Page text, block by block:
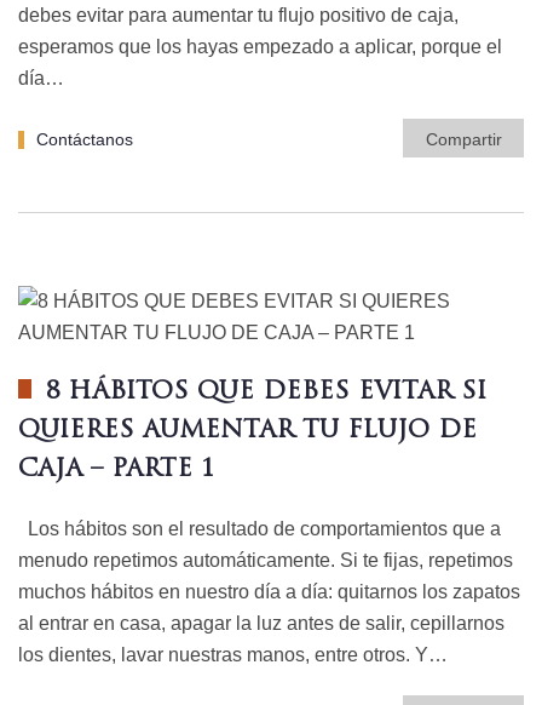
debes evitar para aumentar tu flujo positivo de caja,
esperamos que los hayas empezado a aplicar, porque el
día…
Contáctanos Compartir
8 HÁBITOS QUE DEBES EVITAR SI
QUIERES AUMENTAR TU FLUJO DE
CAJA – PARTE 1
Los hábitos son el resultado de comportamientos que a
menudo repetimos automáticamente. Si te fijas, repetimos
muchos hábitos en nuestro día a día: quitarnos los zapatos
al entrar en casa, apagar la luz antes de salir, cepillarnos
los dientes, lavar nuestras manos, entre otros. Y…